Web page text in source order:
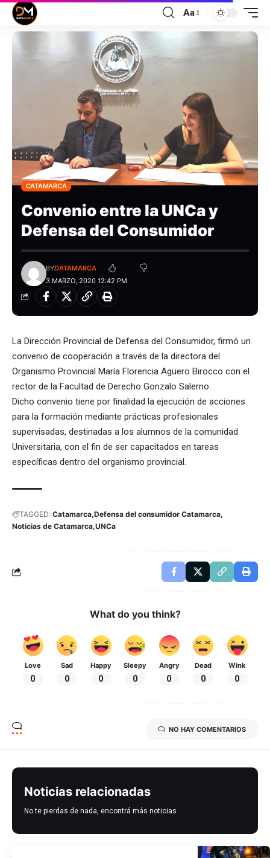
Aa
CATAMARCA
Convenio entre la UNCa y
Defensa del Consumidor
3 MARZO, 2020 12:42 PM
BYDATAMARCA
La Dirección Provincial de Defensa del Consumidor, firmó un
convenio de cooperación a través de la directora del
Organismo Provincial María Florencia Agüero Birocco con el
rector de la Facultad de Derecho Gonzalo Salerno.
Dicho convenio tiene por finalidad la ejecución de acciones
para la formación mediante prácticas profesionales
supervisadas, destinadas a los alumnos de la comunidad
Universitaria, con el fin de ser capacitados en tareas
específicas dentro del organismo provincial.
TAGGED: Catamarca Defensa del consumidor Catamarca
Noticias de Catamarca UNCa
What do you think?
Love
0
Sad
0
Happy
0
Sleepy
0
Angry
0
Dead
0
Wink
0
NO HAY COMENTARIOS
Noticias relacionadas
No te pierdas de nada, encontrá más noticias